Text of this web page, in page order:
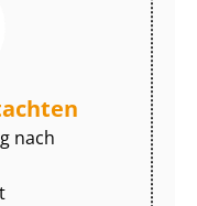
nach